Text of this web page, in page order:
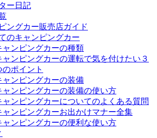
ー日記
ングカー販売店ガイド
のキャンピングカー
ャンピングカーの種類
ャンピングカーの運転で気を付けたい３
のポイント
ャンピングカーの装備
ャンピングカーの装備の使い方
ャンピングカーについてのよくある質問
ャンピングカーお出かけマナー全集
ャンピングカーの便利な使い方